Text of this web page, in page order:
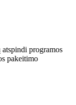
programos
pakeitimo